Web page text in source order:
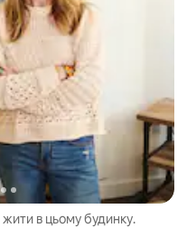
в цьому будинку.